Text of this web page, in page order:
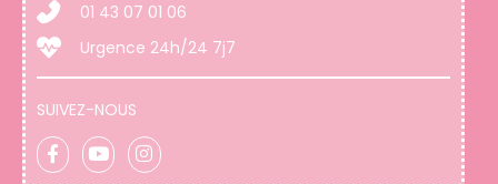
01 43 07 01 06
Urgence 24h/24 7j7
SUIVEZ-NOUS